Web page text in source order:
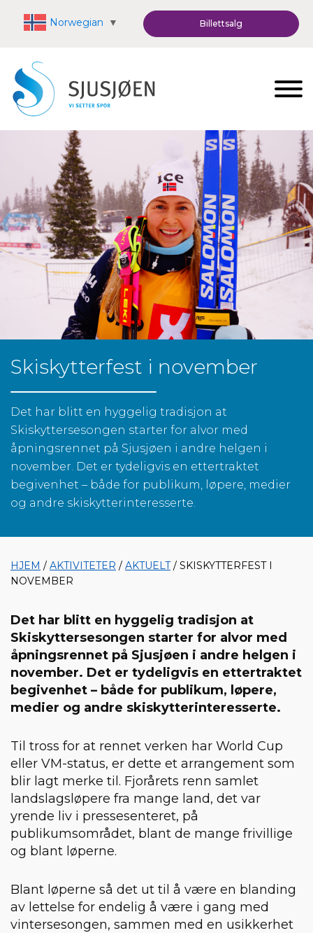
Norwegian ▼ Billettsalg
Skiskytterfest i november
Det har blitt en hyggelig tradisjon at
Skiskyttersesongen starter for alvor med
åpningsrennet på Sjusjøen i andre helgen i
november. Det er tydeligvis en ettertraktet
begivenhet – både for publikum, løpere, medier
og andre skiskytterinteresserte.
HJEM / AKTIVITETER / AKTUELT/ SKISKYTTERFEST I
NOVEMBER
Det har blitt en hyggelig tradisjon at
Skiskyttersesongen starter for alvor med
åpningsrennet på Sjusjøen i andre helgen i
november. Det er tydeligvis en ettertraktet
begivenhet – både for publikum, løpere,
medier og andre skiskytterinteresserte.
Til tross for at rennet verken har World Cup
eller VM-status, er dette et arrangement som
blir lagt merke til. Fjorårets renn samlet
landslagsløpere fra mange land, det var
yrende liv i pressesenteret, på
publikumsområdet, blant de mange frivillige
og blant løperne.
Blant løperne så det ut til å være en blanding
av lettelse for endelig å være i gang med
vintersesongen, sammen med en usikkerhet